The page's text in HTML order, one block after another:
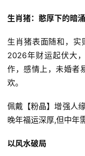
生肖猪：憨厚下的暗涌
生肖猪表面随和，实
2026年财运起伏大
作，感情上，未婚者
欢。
佩戴【粉晶】增强人
晚年福运深厚,但中年
以风水破局